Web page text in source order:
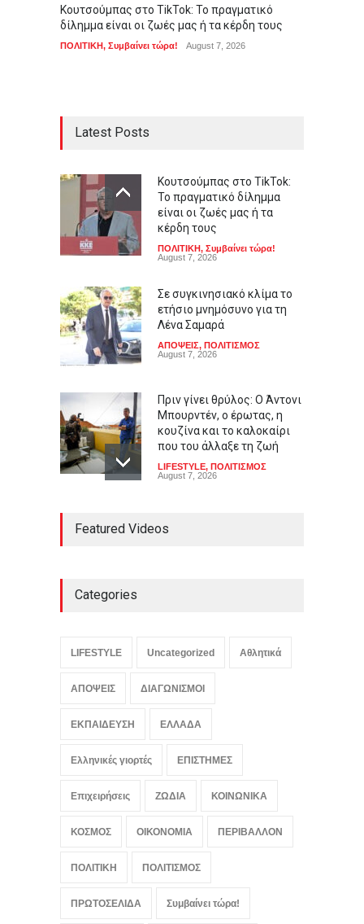
Κουτσούμπας στο TikTok: Το πραγματικό
δίλημμα είναι οι ζωές μας ή τα κέρδη τους
ΠΟΛΙΤΙΚΗ, Συμβαίνει τώρα! August 7, 2026
Latest Posts
Κουτσούμπας στο TikTok:
Το πραγματικό δίλημμα
είναι οι ζωές μας ή τα
κέρδη τους
ΠΟΛΙΤΙΚΗ, Συμβαίνει τώρα!
August 7, 2026
Σε συγκινησιακό κλίμα το
ετήσιο μνημόσυνο για τη
Λένα Σαμαρά
ΑΠΟΨΕΙΣ, ΠΟΛΙΤΙΣΜΟΣ
August 7, 2026
Πριν γίνει θρύλος: Ο Άντονι
Μπουρντέν, ο έρωτας, η
κουζίνα και το καλοκαίρι
που του άλλαξε τη ζωή
LIFESTYLE, ΠΟΛΙΤΙΣΜΟΣ
August 7, 2026
«Ζορμπάς»: Τριήμερο
ανάμιξης στις προεδρικές
ΚΟΣΜΟΣ,ΠΟΛΙΤΙΚΗ
Featured Videos
Categories
LIFESTYLE Uncategorized Αθλητικά
ΑΠΟΨΕΙΣ ΔΙΑΓΩΝΙΣΜΟΙ
ΕΚΠΑΙΔΕΥΣΗ ΕΛΛΑΔΑ
Ελληνικές γιορτές ΕΠΙΣΤΗΜΕΣ
Επιχειρήσεις ΖΩΔΙΑ ΚΟΙΝΩΝΙΚΑ
ΚΟΣΜΟΣ ΟΙΚΟΝΟΜΙΑ ΠΕΡΙΒΑΛΛΟΝ
ΠΟΛΙΤΙΚΗ ΠΟΛΙΤΙΣΜΟΣ
ΠΡΩΤΟΣΕΛΙΔΑ Συμβαίνει τώρα!